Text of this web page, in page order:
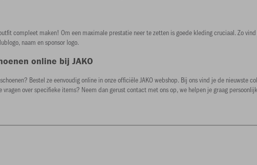
compleet maken! Om een maximale prestatie neer te zetten is goede kleding cruciaal. Zo
naam en sponsor logo.
online bij JAKO
Bestel ze eenvoudig online in onze officiële JAKO webshop. Bij ons vind je de nieuwste
over specifieke items? Neem dan gerust contact met ons op, we helpen je graag